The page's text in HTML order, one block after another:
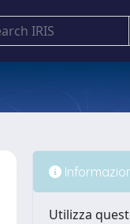
Utilizza